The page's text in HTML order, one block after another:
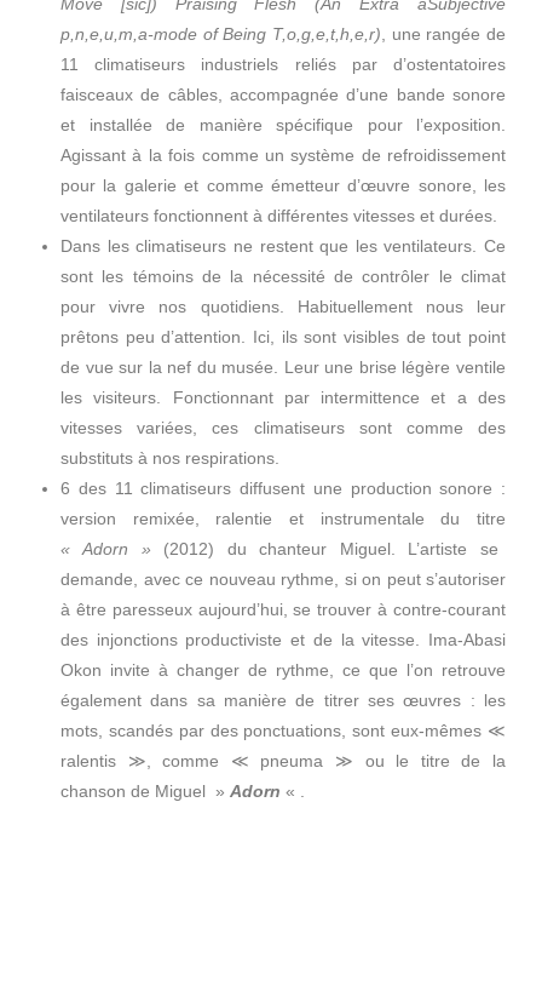
Move [sic]) Praising Flesh (An Extra aSubjective
p,n,e,u,m,a-mode of Being T,o,g,e,t,h,e,r), une rangée de
11 climatiseurs industriels reliés par d’ostentatoires
faisceaux de câbles, accompagnée d’une bande sonore
et installée de manière spécifique pour l’exposition.
Agissant à la fois comme un système de refroidissement
pour la galerie et comme émetteur d’œuvre sonore, les
ventilateurs fonctionnent à différentes vitesses et durées.
Dans les climatiseurs ne restent que les ventilateurs. Ce
sont les témoins de la nécessité de contrôler le climat
pour vivre nos quotidiens. Habituellement nous leur
prêtons peu d’attention. Ici, ils sont visibles de tout point
de vue sur la nef du musée. Leur une brise légère ventile
les visiteurs. Fonctionnant par intermittence et a des
vitesses variées, ces climatiseurs sont comme des
substituts à nos respirations.
6 des 11 climatiseurs diffusent une production sonore :
version remixée, ralentie et instrumentale du titre
« Adorn » (2012) du chanteur Miguel. L’artiste se
demande, avec ce nouveau rythme, si on peut s’autoriser
à être paresseux aujourd’hui, se trouver à contre-courant
des injonctions productiviste et de la vitesse. Ima-Abasi
Okon invite à changer de rythme, ce que l’on retrouve
également dans sa manière de titrer ses œuvres : les
mots, scandés par des ponctuations, sont eux-mêmes ≪
ralentis ≫, comme ≪ pneuma ≫ ou le titre de la
chanson de Miguel » Adorn « .